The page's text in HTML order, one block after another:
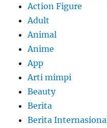
Action Figure
Adult
Animal
Anime
App
Arti mimpi
Beauty
Berita
Berita